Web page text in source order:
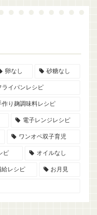
卵なし 砂糖なし
ライパンレシピ
作り麹調味料レシピ
電子レンジレシピ
ワンオペ双子育児
ピ オイルなし
給レシピ お月見